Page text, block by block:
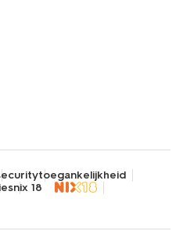
toegankelijkheid
nix 18